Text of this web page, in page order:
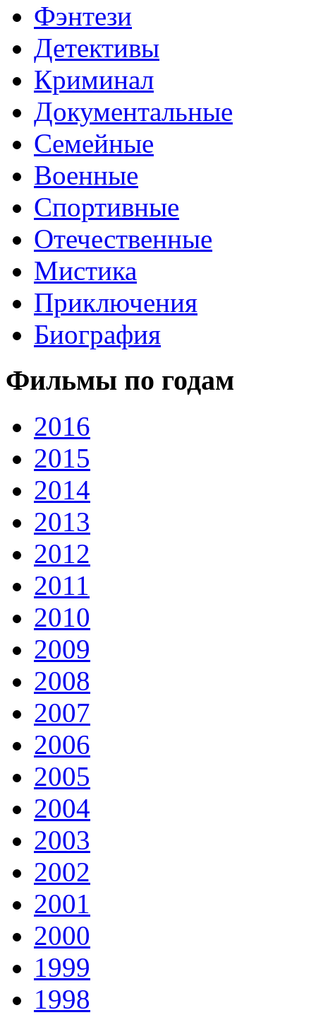
Фэнтези
Детективы
Криминал
Документальные
Семейные
Военные
Спортивные
Отечественные
Мистика
Приключения
Биография
Фильмы по годам
2016
2015
2014
2013
2012
2011
2010
2009
2008
2007
2006
2005
2004
2003
2002
2001
2000
1999
1998